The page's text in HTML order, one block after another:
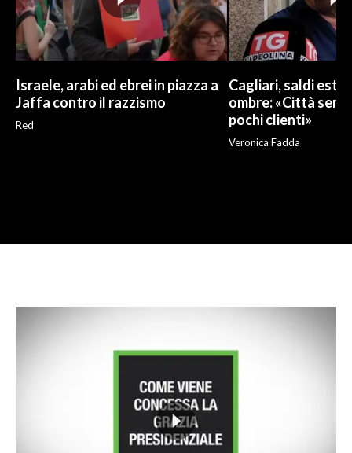
Israele, arabi ed ebrei in piazza a
Jaffa contro il razzismo
Red
Cagliari, saldi
ombre: «Città
pochi clienti»
Veronica Fadda